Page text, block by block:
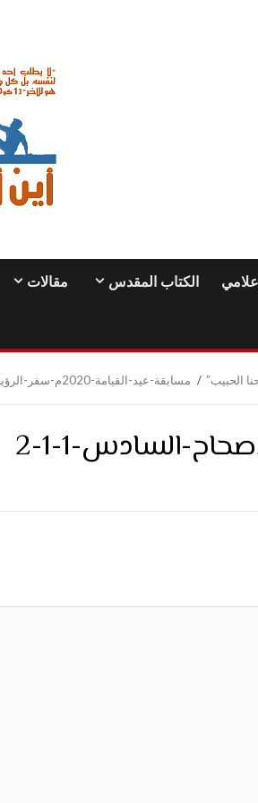
الكتاب المقدس مقالات
الحبيب” مسابقة-عيد-القيامة-2020م-سفر-الرؤيا-الاصحاح-السادس-1-1-2